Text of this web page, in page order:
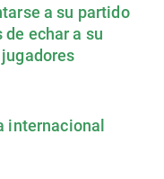
a su partido
echar a su
internacional